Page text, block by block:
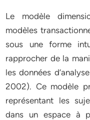
Le modèle
modèles
sous une forme
rapprocher de la
les données
2002). Ce modèle
représentant les
dans un espace à